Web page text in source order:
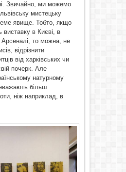
Звичайно, ми можемо
мистецьку
явище. Тобто, якщо
виставку в Києві, в
то можна, не
відрізнити
від харківських чи
почерк. Але
натурному
більш
ніж наприклад, в